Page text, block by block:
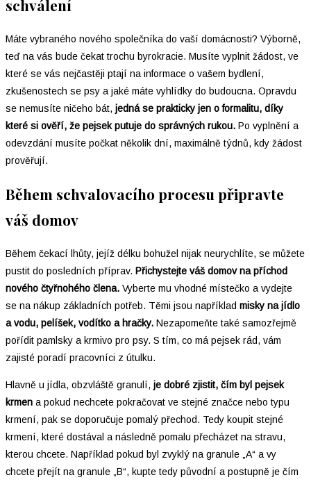
schválení
Máte vybraného nového společníka do vaší domácnosti? Výborně,
teď na vás bude čekat trochu byrokracie. Musíte vyplnit žádost, ve
které se vás nejčastěji ptají na informace o vašem bydlení,
zkušenostech se psy a jaké máte vyhlídky do budoucna. Opravdu
se nemusíte ničeho bát, jedná se prakticky jen o formalitu, díky
které si ověří, že pejsek putuje do správných rukou. Po vyplnění a
odevzdání musíte počkat několik dní, maximálně týdnů, kdy žádost
prověřují.
Během schvalovacího procesu připravte
váš domov
Během čekací lhůty, jejíž délku bohužel nijak neurychlíte, se můžete
pustit do posledních příprav. Přichystejte váš domov na příchod
nového čtyřnohého člena. Vyberte mu vhodné místečko a vydejte
se na nákup základních potřeb. Těmi jsou například misky na jídlo
a vodu, pelíšek, vodítko a hračky. Nezapomeňte také samozřejmě
pořídit pamlsky a krmivo pro psy. S tím, co má pejsek rád, vám
zajisté poradí pracovníci z útulku.
Hlavně u jídla, obzvláště granulí, je dobré zjistit, čím byl pejsek
krmen a pokud nechcete pokračovat ve stejné značce nebo typu
krmení, pak se doporučuje pomalý přechod. Tedy koupit stejné
krmení, které dostával a následně pomalu přecházet na stravu,
kterou chcete. Například pokud byl zvyklý na granule „A“ a vy
chcete přejít na granule „B“, kupte tedy původní a postupně je čím